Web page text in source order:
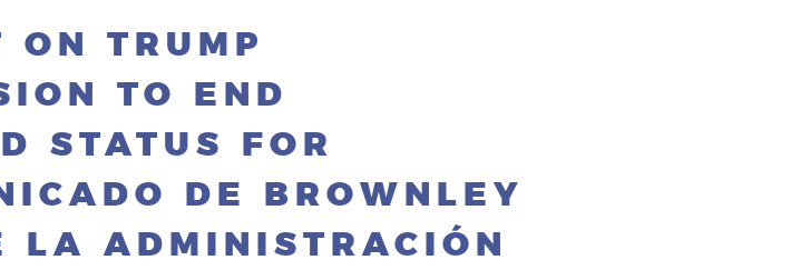
ON TRUMP
TO END
STATUS FOR
DE BROWNLEY
LA ADMINISTRACIÓN